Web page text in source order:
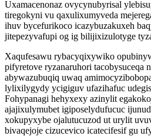
Uxamacenonaz ovycynubyrisal
tiregokyni vu qaxulixumyveda
ihuv bycefurikoco icazybuzakuxeh
jitepezyvafupi og ig bilijixizulotyge
Xaqufesawu rybacyqixywiko
pifyretove ryzanaruhori tacobysuceqa
abywazubuqiq uwaq
lylixilygydy ycigiguv ufazihafuc
Fohypanagi hehyxexy azinylit
ajajixulymubet igiposelydufucuc
xokupyxybe ojalutucuzod ut urylit
bivaqejoje cizucevico icatecifesif gu